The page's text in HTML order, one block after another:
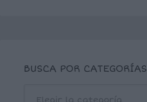
BUSCA POR CATEGORÍAS